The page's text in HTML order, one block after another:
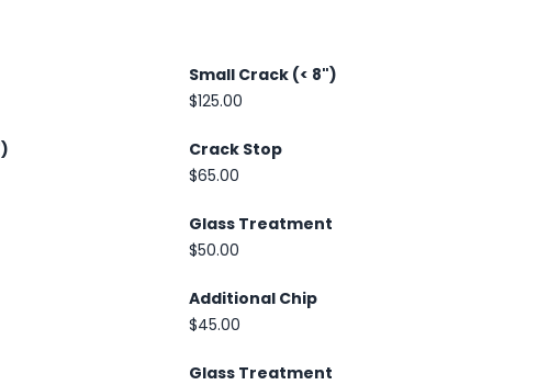
Small Crack (< 8")
$125.00
Crack Stop
$65.00
Glass Treatment
$50.00
Additional Chip
$45.00
Glass Treatment